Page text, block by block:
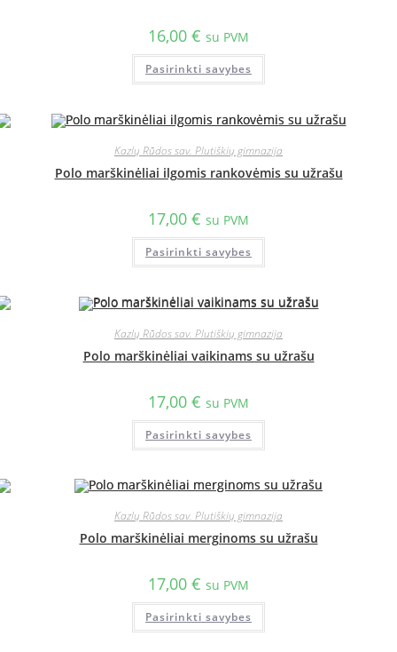
16,00 € su PVM
Pasirinkti savybes
Kazlų Rūdos sav. Plutiškių gimnazija
Polo marškinėliai ilgomis rankovėmis su užrašu
17,00 € su PVM
Pasirinkti savybes
Kazlų Rūdos sav. Plutiškių gimnazija
Polo marškinėliai vaikinams su užrašu
17,00 € su PVM
Pasirinkti savybes
Kazlų Rūdos sav. Plutiškių gimnazija
Polo marškinėliai merginoms su užrašu
17,00 € su PVM
Pasirinkti savybes